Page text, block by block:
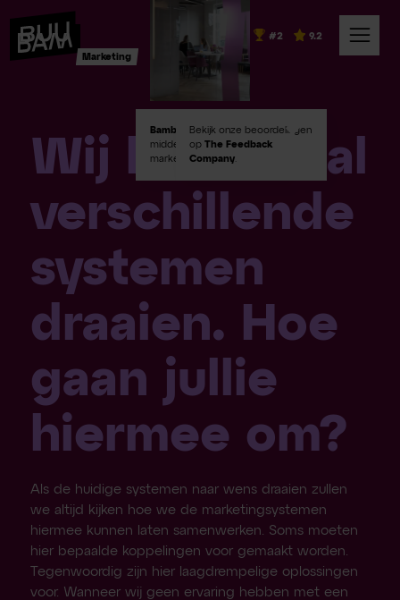
Marketing
#2
Bambuu #2in Emerce100
middelgroot digital
marketingbureaus!
9.2
Bekijk onze beoordelingen
opThe Feedback
Company.
Wij hebben al
verschillende
systemen
draaien. Hoe
gaan jullie
hiermee om?
Als de huidige systemen naar wens draaien zullen
we altijd kijken hoe we de marketingsystemen
hiermee kunnen laten samenwerken. Soms moeten
hier bepaalde koppelingen voor gemaakt worden.
Tegenwoordig zijn hier laagdrempelige oplossingen
voor. Wanneer wij geen ervaring hebben met een